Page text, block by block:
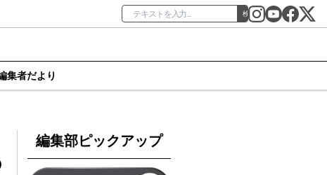
検索
集者だより
編集部ピックアップ